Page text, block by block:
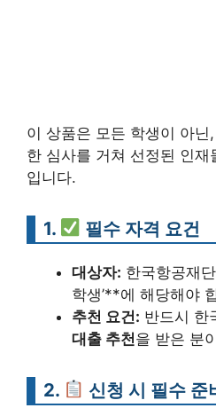
이 상품은 모든 학생이 아닌,
한 심사를 거쳐 선정된 인
입니다.
1. 필수 자격 요건
대상자: 한국항공재
학생’**에 해당해야
추천 요건: 반드시 한
대출 추천을 받은 분
2. 신청 시 필수 준